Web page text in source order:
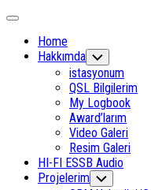
Skip
content
Expand
Home
Hakkımda Toggle
Child
Menu
istasyonum
QSL Bilgilerim
My Logbook
Award’larım
Video Galeri
Resim Galeri
HI-FI ESSB Audio
Current
Projelerim Toggle